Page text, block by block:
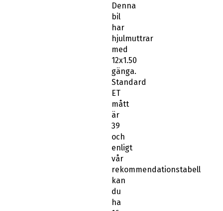
Denna
bil
har
hjulmuttrar
med
12x1.50
gänga.
Standard
ET
mått
är
39
och
enligt
vår
rekommendationstabell
kan
du
ha